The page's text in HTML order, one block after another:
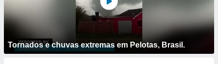
Tornados e chuvas extremas em Pelotas, Brasil.